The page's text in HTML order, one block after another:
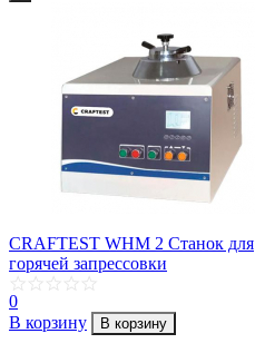
CRAFTEST WHM 2 Станок для
горячей запрессовки
0
В корзину
В корзину